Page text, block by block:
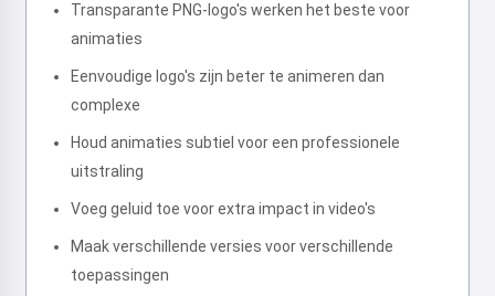
Transparante PNG-logo's werken het beste voor
animaties
Eenvoudige logo's zijn beter te animeren dan
complexe
Houd animaties subtiel voor een professionele
uitstraling
Voeg geluid toe voor extra impact in video's
Maak verschillende versies voor verschillende
toepassingen